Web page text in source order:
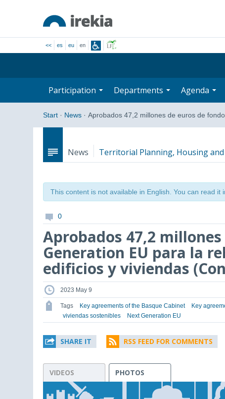
<< es eu en
Participation Departments Agenda
Start · News · Aprobados 47,2 millones de euros de
News Territorial Planning, Housing
This content is not available in English. You can read it
0
Aprobados 47,2
Generation EU para la
edificios y viviendas
2023 May 9
Tags Key agreements of the Basque Cabinet Key
viviendas sostenibles
Next Generation EU
SHARE IT RSS FEED FOR COMMENTS
VIDEOS PHOTOS